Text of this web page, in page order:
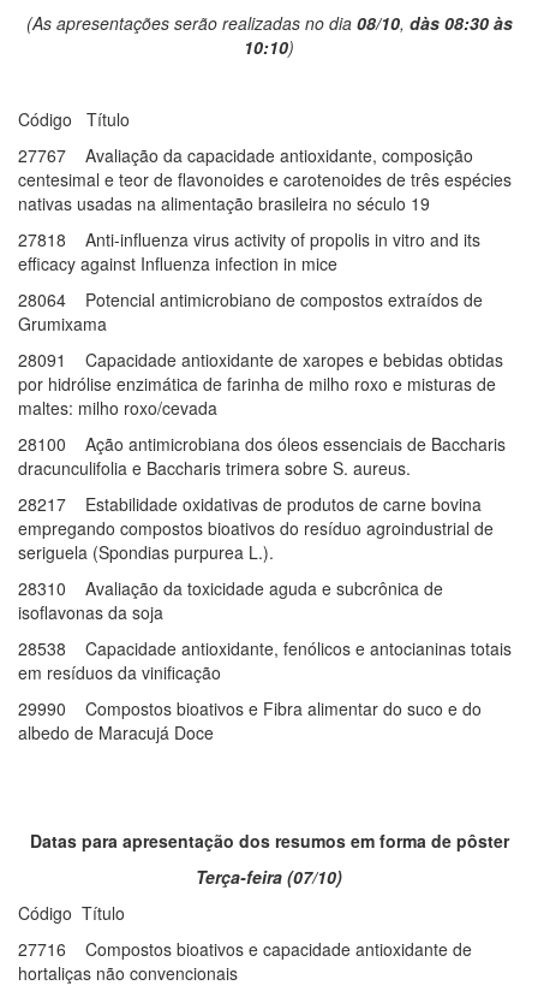
(As apresentações serão realizadas no dia 08/10, dàs 08:30 às
10:10)
Código Título
27767 Avaliação da capacidade antioxidante, composição
centesimal e teor de flavonoides e carotenoides de três espécies
nativas usadas na alimentação brasileira no século 19
27818 Anti-influenza virus activity of propolis in vitro and its
efficacy against Influenza infection in mice
28064 Potencial antimicrobiano de compostos extraídos de
Grumixama
28091 Capacidade antioxidante de xaropes e bebidas obtidas
por hidrólise enzimática de farinha de milho roxo e misturas de
maltes: milho roxo/cevada
28100 Ação antimicrobiana dos óleos essenciais de Baccharis
dracunculifolia e Baccharis trimera sobre S. aureus.
28217 Estabilidade oxidativas de produtos de carne bovina
empregando compostos bioativos do resíduo agroindustrial de
seriguela (Spondias purpurea L.).
28310 Avaliação da toxicidade aguda e subcrônica de
isoflavonas da soja
28538 Capacidade antioxidante, fenólicos e antocianinas totais
em resíduos da vinificação
29990 Compostos bioativos e Fibra alimentar do suco e do
albedo de Maracujá Doce
Datas para apresentação dos resumos em forma de pôster
Terça-feira (07/10)
Código Título
27716 Compostos bioativos e capacidade antioxidante de
hortaliças não convencionais